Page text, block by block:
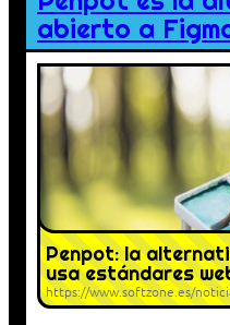
abierto a
Penpot: la
usa estándares
https://www.softzone.es/